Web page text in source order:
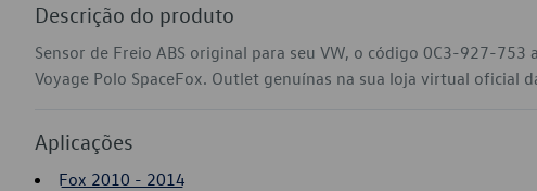
Descrição do produto
Sensor de Freio ABS original para seu VW, o código 0C3-927-753
Voyage Polo SpaceFox. Outlet genuínas na sua loja virtual oficial
Aplicações
Fox 2010 - 2014